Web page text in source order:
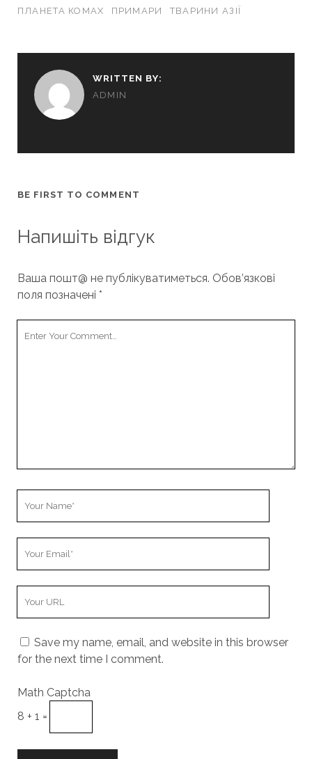
ПЛАНЕТА КОМАХ
ПРИМАРИ ТВАРИНИ АЗІЇ
WRITTEN BY:
ADMIN
BE FIRST TO COMMENT
Напишіть відгук
Ваша пошт@ не публікуватиметься. Обов’язкові
поля позначені *
Save my name, email, and website in this browser
for the next time I comment.
Math Captcha
8 + 1 =